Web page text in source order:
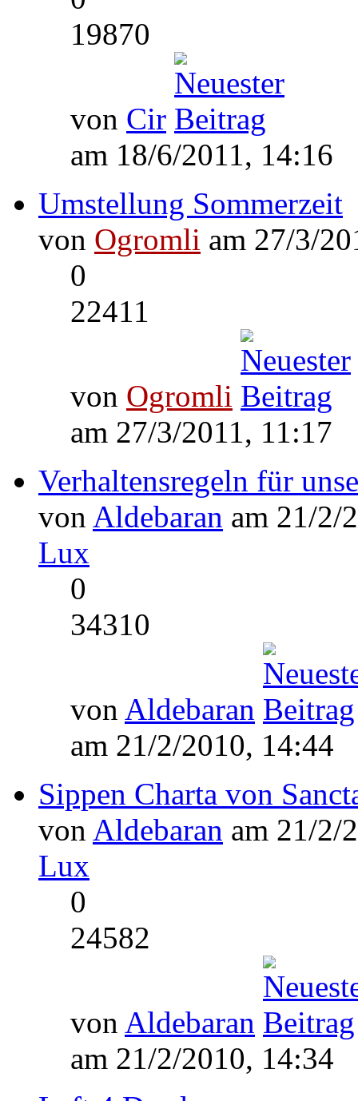
19870
von Cir
am 18/6/2011, 14:16
Umstellung Sommerzeit
von Ogromli am 27/3/
0
22411
von Ogromli
am 27/3/2011, 11:17
Verhaltensregeln für
von Aldebaran am 21/2/
Lux
0
34310
von Aldebaran
am 21/2/2010, 14:44
Sippen Charta von
von Aldebaran am 21/2/
Lux
0
24582
von Aldebaran
am 21/2/2010, 14:34